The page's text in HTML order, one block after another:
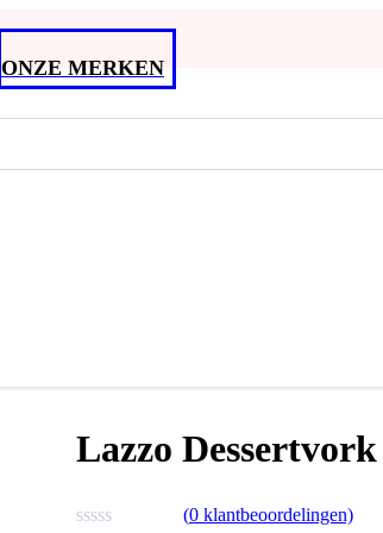
ONZE MERKEN
Lazzo Dessertvork
(0klantbeoordelingen)